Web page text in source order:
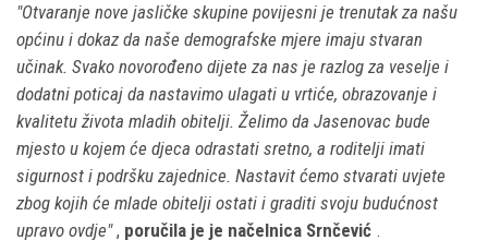
"Otvaranje nove jasličke skupine povijesni je trenutak za našu
općinu i dokaz da naše demografske mjere imaju stvaran
učinak. Svako novorođeno dijete za nas je razlog za veselje i
dodatni poticaj da nastavimo ulagati u vrtiće, obrazovanje i
kvalitetu života mladih obitelji. Želimo da Jasenovac bude
mjesto u kojem će djeca odrastati sretno, a roditelji imati
sigurnost i podršku zajednice. Nastavit ćemo stvarati uvjete
zbog kojih će mlade obitelji ostati i graditi svoju budućnost
upravo ovdje", poručila je je načelnica Srnčević .